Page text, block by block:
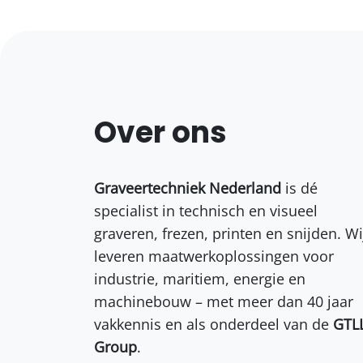
Over ons
Graveertechniek Nederlandis dé
specialist in technisch en visueel
graveren, frezen, printen en snijden.
leveren maatwerkoplossingen voor
industrie, maritiem, energie en
machinebouw – met meer dan 40 jaar
vakkennis en als onderdeel van de
Group.